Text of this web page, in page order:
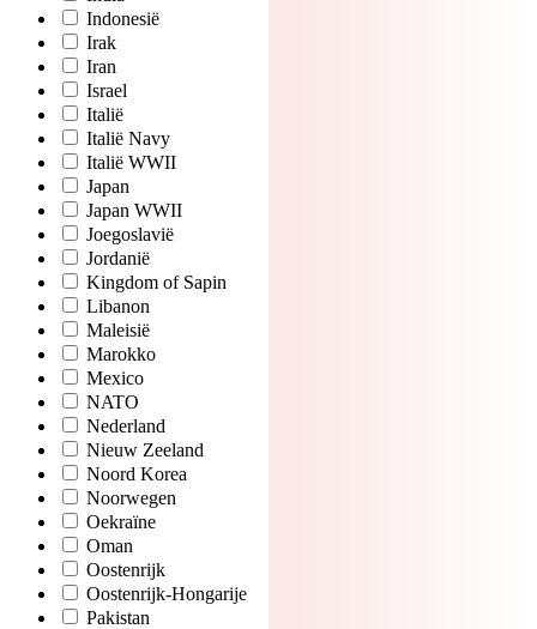
Indonesië
Irak
Iran
Israel
Italië
Italië Navy
Italië WWII
Japan
Japan WWII
Joegoslavië
Jordanië
Kingdom of Sapin
Libanon
Maleisië
Marokko
Mexico
NATO
Nederland
Nieuw Zeeland
Noord Korea
Noorwegen
Oekraïne
Oman
Oostenrijk
Oostenrijk-Hongarije
Pakistan